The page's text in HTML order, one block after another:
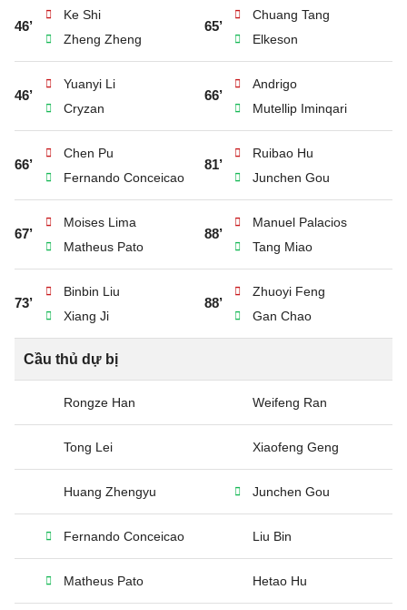
46’
Ke Shi
Zheng Zheng
65’
Chuang Tang
Elkeson
46’
Yuanyi Li
Cryzan
66’
Andrigo
Mutellip Iminqari
66’
Chen Pu
Fernando Conceicao
81’
Ruibao Hu
Junchen Gou
67’
Moises Lima
Matheus Pato
88’
Manuel Palacios
Tang Miao
73’
Binbin Liu
Xiang Ji
88’
Zhuoyi Feng
Gan Chao
Cầu thủ dự bị
Rongze Han Weifeng Ran
Tong Lei Xiaofeng Geng
Huang Zhengyu Junchen Gou
Fernando Conceicao Liu Bin
Matheus Pato Hetao Hu